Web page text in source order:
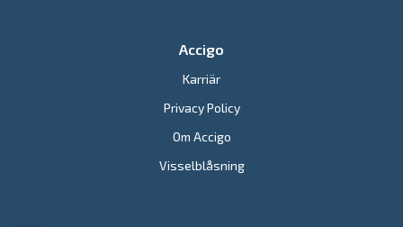
Accigo
Karriär
Privacy Policy
Om Accigo
Visselblåsning